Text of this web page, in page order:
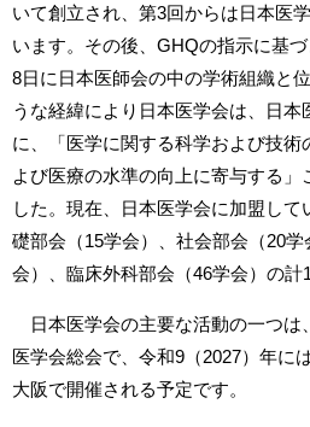
いて創立され、第3回からは日本医
います。その後、GHQの指示に基
8日に日本医師会の中の学術組織と
うな経緯により日本医学会は、日
に、「医学に関する科学および技術
よび医療の水準の向上に寄与する」
した。現在、日本医学会に加盟し
礎部会（15学会）、社会部会（20
会）、臨床外科部会（46学会）の計
日本医学会の主要な活動の一つは
医学会総会で、令和9（2027）年に
大阪で開催される予定です。